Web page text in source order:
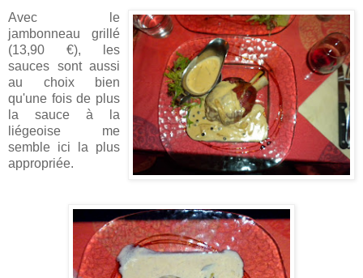
Avec le
jambonneau grillé
(13,90 €), les
sauces sont aussi
au choix bien
qu'une fois de plus
la sauce à la
liégeoise me
semble ici la plus
appropriée.